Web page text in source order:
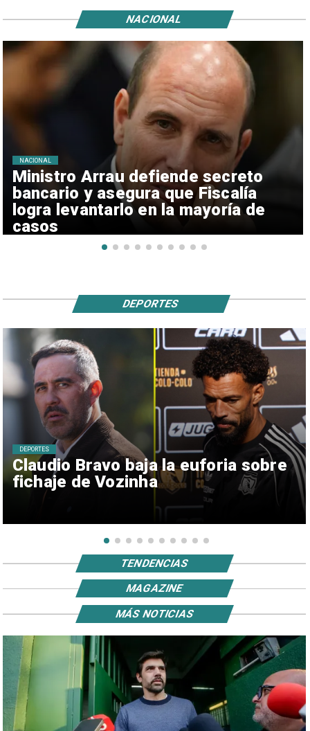
Ministro Arrau defiende secreto
bancario y asegura que Fiscalía
logra levantarlo en la mayoría de
casos
NACIONAL
NACIONAL
Claudio Bravo baja la euforia sobre
fichaje de Vozinha
DEPORTES
DEPORTES
TENDENCIAS
MAGAZINE
MÁS NOTICIAS